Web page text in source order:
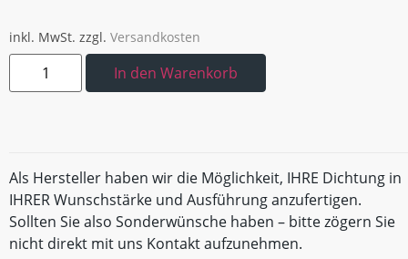
inkl. MwSt. zzgl. Versandkosten
In den Warenkorb
Als Hersteller haben wir die Möglichkeit, IHRE Dichtung in
IHRER Wunschstärke und Ausführung anzufertigen.
Sollten Sie also Sonderwünsche haben – bitte zögern Sie
nicht direkt mit uns Kontakt aufzunehmen.